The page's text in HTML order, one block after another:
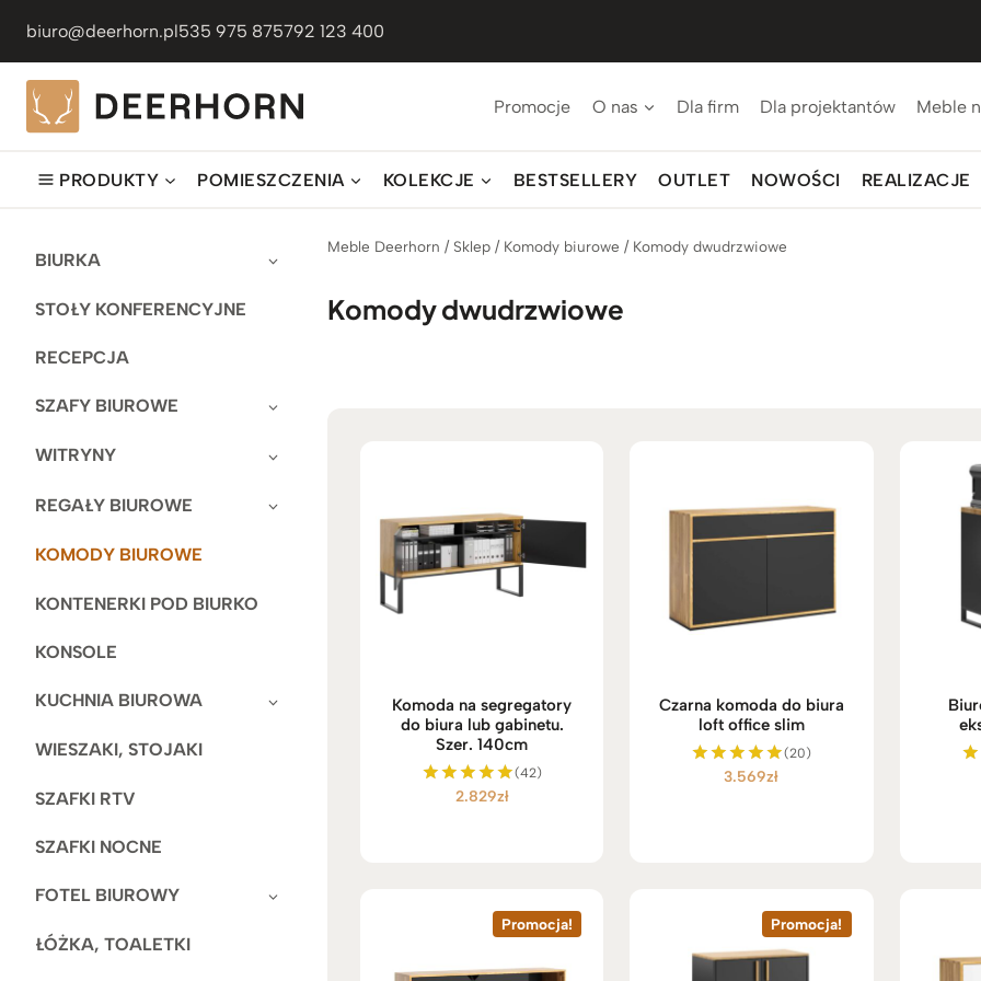
treści
biuro@deerhorn.pl535 975 875792 123 400
Promocje O nas Dla firm Dla projektantów Meble
PRODUKTY POMIESZCZENIA KOLEKCJE BESTSELLERY OUTLET NOWOŚCI REALIZACJE
BIURKA
STOŁY KONFERENCYJNE
RECEPCJA
SZAFY BIUROWE
WITRYNY
REGAŁY BIUROWE
KOMODY BIUROWE
KONTENERKI POD BIURKO
KONSOLE
KUCHNIA BIUROWA
WIESZAKI, STOJAKI
SZAFKI RTV
SZAFKI NOCNE
FOTEL BIUROWY
ŁÓŻKA, TOALETKI
Meble Deerhorn / Sklep / Komody biurowe / Komody dwudrzwiowe
Komody dwudrzwiowe
Komoda na segregatory
do biura lub gabinetu.
Szer. 140cm
Oceniono
(42)
2.829zł
Czarna komoda do biura
loft office slim
Oceniono
(20)
3.569zł
Promocja! Promocja!